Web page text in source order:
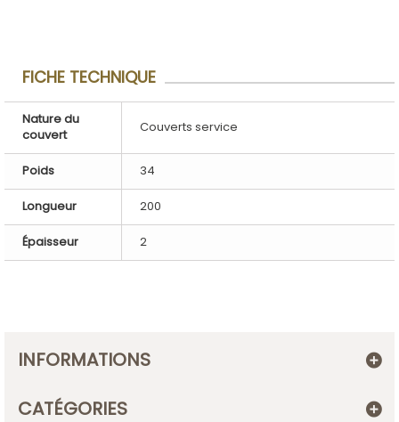
FICHE TECHNIQUE
Nature du
couvert
Couverts service
Poids 34
Longueur 200
Épaisseur 2
INFORMATIONS
CATÉGORIES